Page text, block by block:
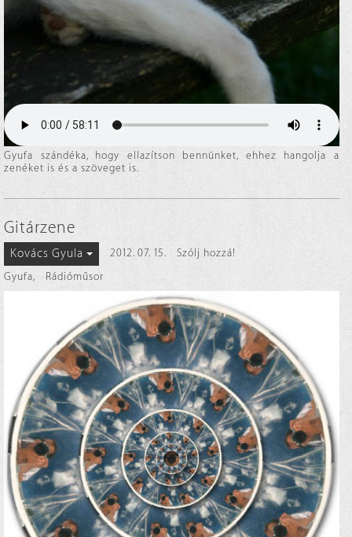
Gyufa szándéka, hogy ellazítson bennünket, ehhez hangolja a
zenéket is és a szöveget is.
Gitárzene
Kovács Gyula 2012. 07. 15.
Szólj hozzá!
Gyufa, Rádióműsor